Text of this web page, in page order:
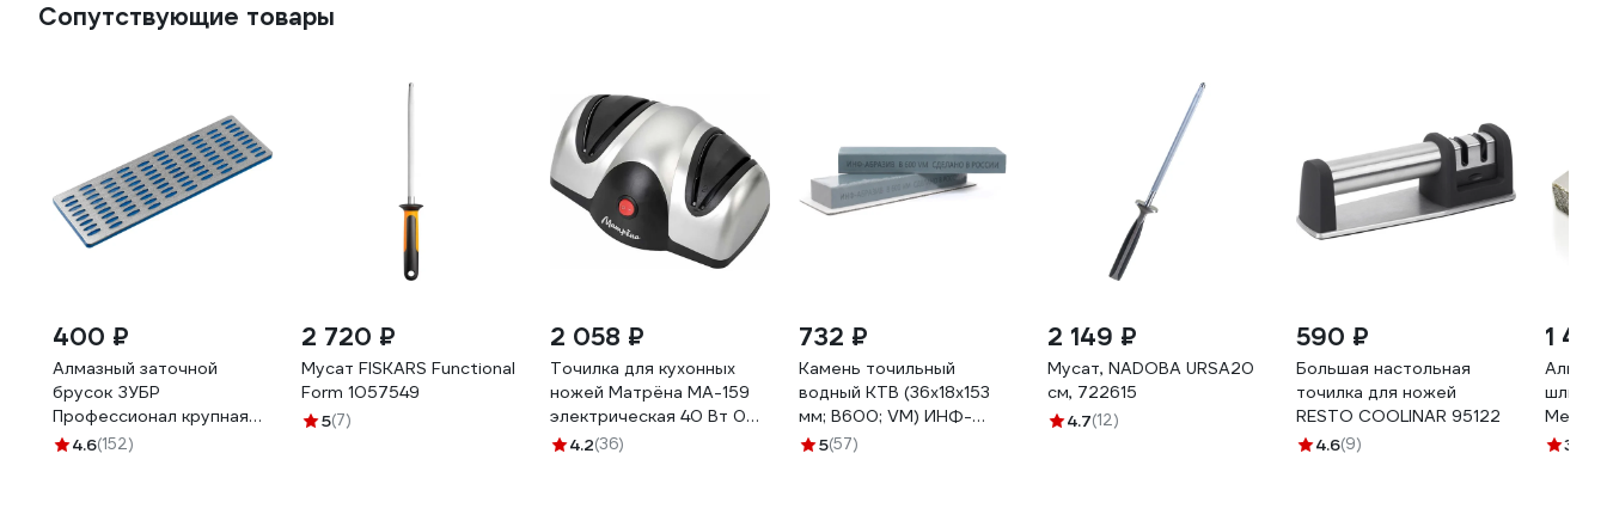
Сопутствующие товары
400 ₽
Алмазный заточной
брусок ЗУБР
Профессионал крупная
зернистость, Р200,
4.6(152)
2 720 ₽
Мусат FISKARS Functional
Form 1057549
5(7)
2 058 ₽
Точилка для кухонных
ножей Матрёна MA-159
электрическая 40 Вт 00
8063 008063
4.2(36)
732 ₽
Камень точильный
водный КТВ (36х18х153
мм; B600; VM) ИНФ-
АБРАЗИВ Б-4922
5(57)
2 149 ₽
Мусат, NADOBA URSA20
см, 722615
4.7(12)
590 ₽
Большая настольная
точилка для ножей
RESTO COOLINAR 95122
4.6(9)
1
Men at
v6230
3.5